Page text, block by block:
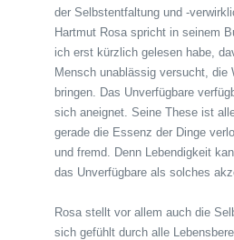
der Selbstentfaltung und -
Hartmut Rosa spricht in seinem
ich erst kürzlich gelesen habe,
Mensch unablässig versucht, die
bringen. Das Unverfügbare
sich aneignet. Seine These ist
gerade die Essenz der Dinge
und fremd. Denn Lebendigkeit
das Unverfügbare als solches
Rosa stellt vor allem auch die
sich gefühlt durch alle